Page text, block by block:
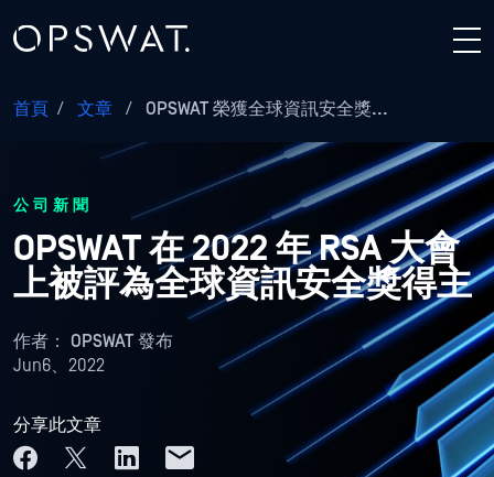
首頁 / 文章 / OPSWAT 榮獲全球資訊安全獎...
公司新聞
OPSWAT 在 2022 年 RSA 大會
上被評為全球資訊安全獎得主
作者： OPSWAT 發布
Jun6、2022
分享此文章